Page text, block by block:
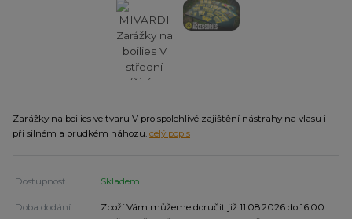
Zarážky na boilies ve tvaru V pro spolehlivé zajištění nástrahy na vlasu i
při silném a prudkém náhozu. celý popis
Dostupnost Skladem
Doba dodání
Zboží Vám můžeme doručit již 11.08.2026 do 16:00.